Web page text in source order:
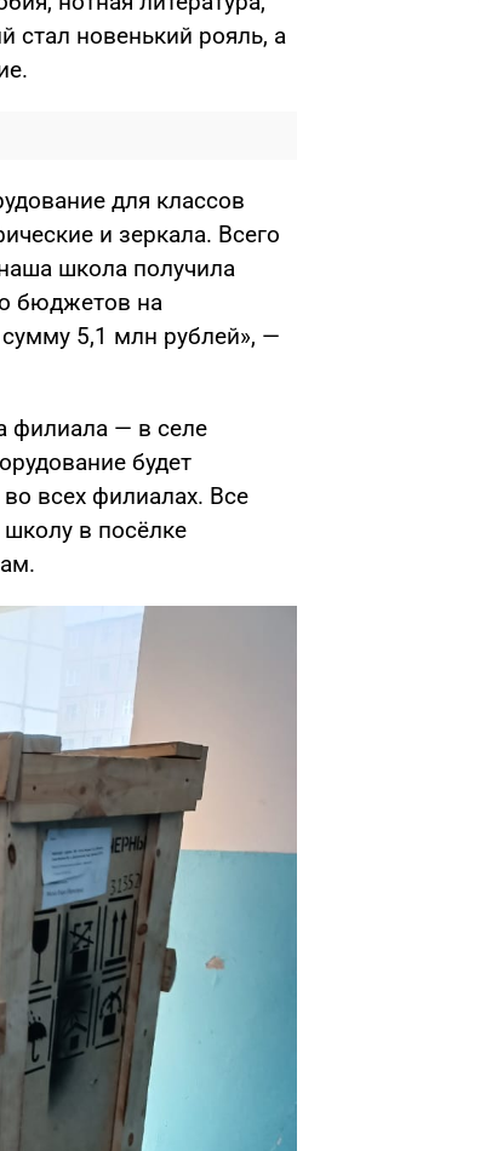
стал новенький рояль, а
для классов
и зеркала. Всего
школа получила
бюджетов на
5,1 млн рублей», —
филиала — в селе
будет
всех филиалах. Все
в посёлке